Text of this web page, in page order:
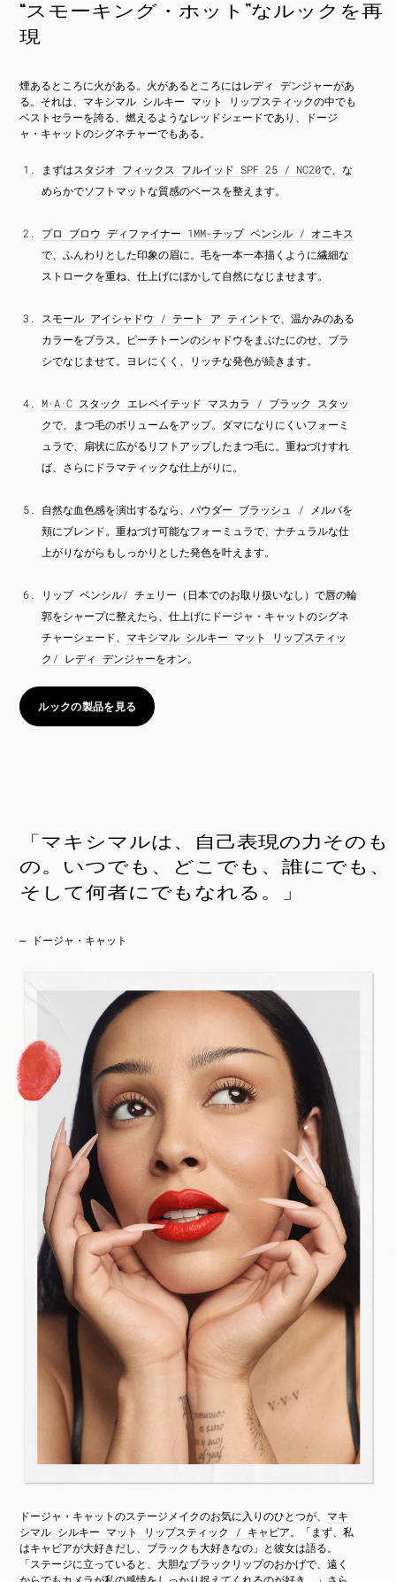
“スモーキング・ホット”なルックを再
現
煙あるところに火がある。火があるところにはレディ デンジャーがあ
る。それは、マキシマル シルキー マット リップスティックの中でも
ベストセラーを誇る、燃えるようなレッドシェードであり、ドージ
ャ・キャットのシグネチャーでもある。
まずはスタジオ フィックス フルイッド SPF 25 / NC20で、な
めらかでソフトマットな質感のベースを整えます。
プロ ブロウ ディファイナー 1MM-チップ ペンシル / オニキス
で、ふんわりとした印象の眉に。毛を一本一本描くように繊細な
ストロークを重ね、仕上げにぼかして自然になじませます。
スモール アイシャドウ / テート ア ティントで、温かみのある
カラーをプラス。ピーチトーンのシャドウをまぶたにのせ、ブラ
シでなじませて。ヨレにくく、リッチな発色が続きます。
M·A·C スタック エレベイテッド マスカラ / ブラック スタッ
クで、まつ毛のボリュームをアップ。ダマになりにくいフォーミ
ュラで、扇状に広がるリフトアップしたまつ毛に。重ねづけすれ
ば、さらにドラマティックな仕上がりに。
自然な血色感を演出するなら、パウダー ブラッシュ
/ メルバを
頬にブレンド。重ねづけ可能なフォーミュラで、ナチュラルな仕
上がりながらもしっかりとした発色を叶えます。
リップ ペンシル/ チェリー（日本でのお取り扱いなし）で唇の輪
郭をシャープに整えたら、仕上げにドージャ・キャットのシグネ
チャーシェード、 マキシマル シルキー マット リップスティッ
ク/ レディ デンジャーをオン。
ルックの製品を見る
「マキシマルは、自己表現の力そのも
の。いつでも、どこでも、誰にでも、
そして何者にでもなれる。」
— ドージャ・キャット
ドージャ・キャットのステージメイクのお気に入りのひとつが、 マキ
シマル シルキー マット リップスティック / キャビア。「まず、私
はキャビアが大好きだし、ブラックも大好きなの」と彼女は語る。
「ステージに立っていると、大胆なブラックリップのおかげで、遠く